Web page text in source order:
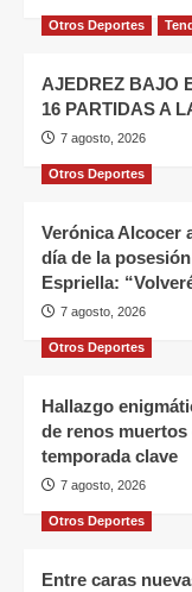
Otros Deportes
AJEDREZ BAJO
16 PARTIDAS A
7 agosto, 2026
Otros Deportes
Verónica Alcocer
día de la
Espriella:
7 agosto, 2026
Otros Deportes
Hallazgo
de renos
temporada clave
7 agosto, 2026
Otros Deportes
Entre caras